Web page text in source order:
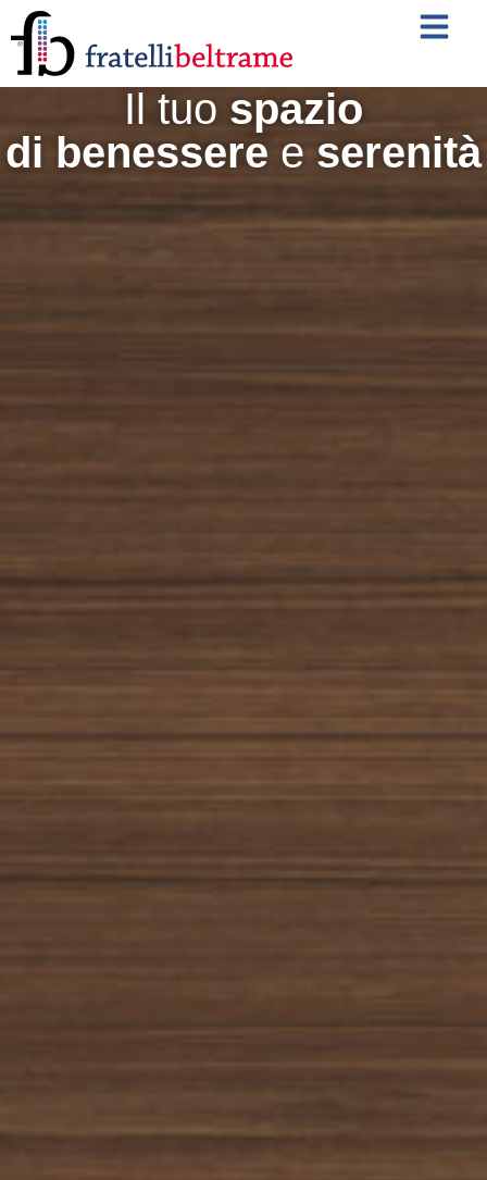
contenuto
Il tuo spazio
di benessere e serenità